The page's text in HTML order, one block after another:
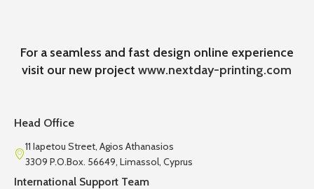
For a seamless and fast design online experience
visit our new projectwww.nextday-printing.com
Head Office
11 Iapetou Street, Agios Athanasios
3309 P.O.Box. 56649, Limassol, Cyprus
International Support Team